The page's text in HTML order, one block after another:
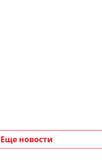
Еще новости